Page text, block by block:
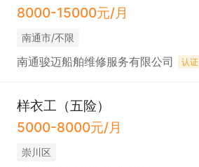
8000-15000元/月
南通市/不限
南通骏迈船舶维修服务有限公司 认证
样衣工（五险）
5000-8000元/月
崇川区